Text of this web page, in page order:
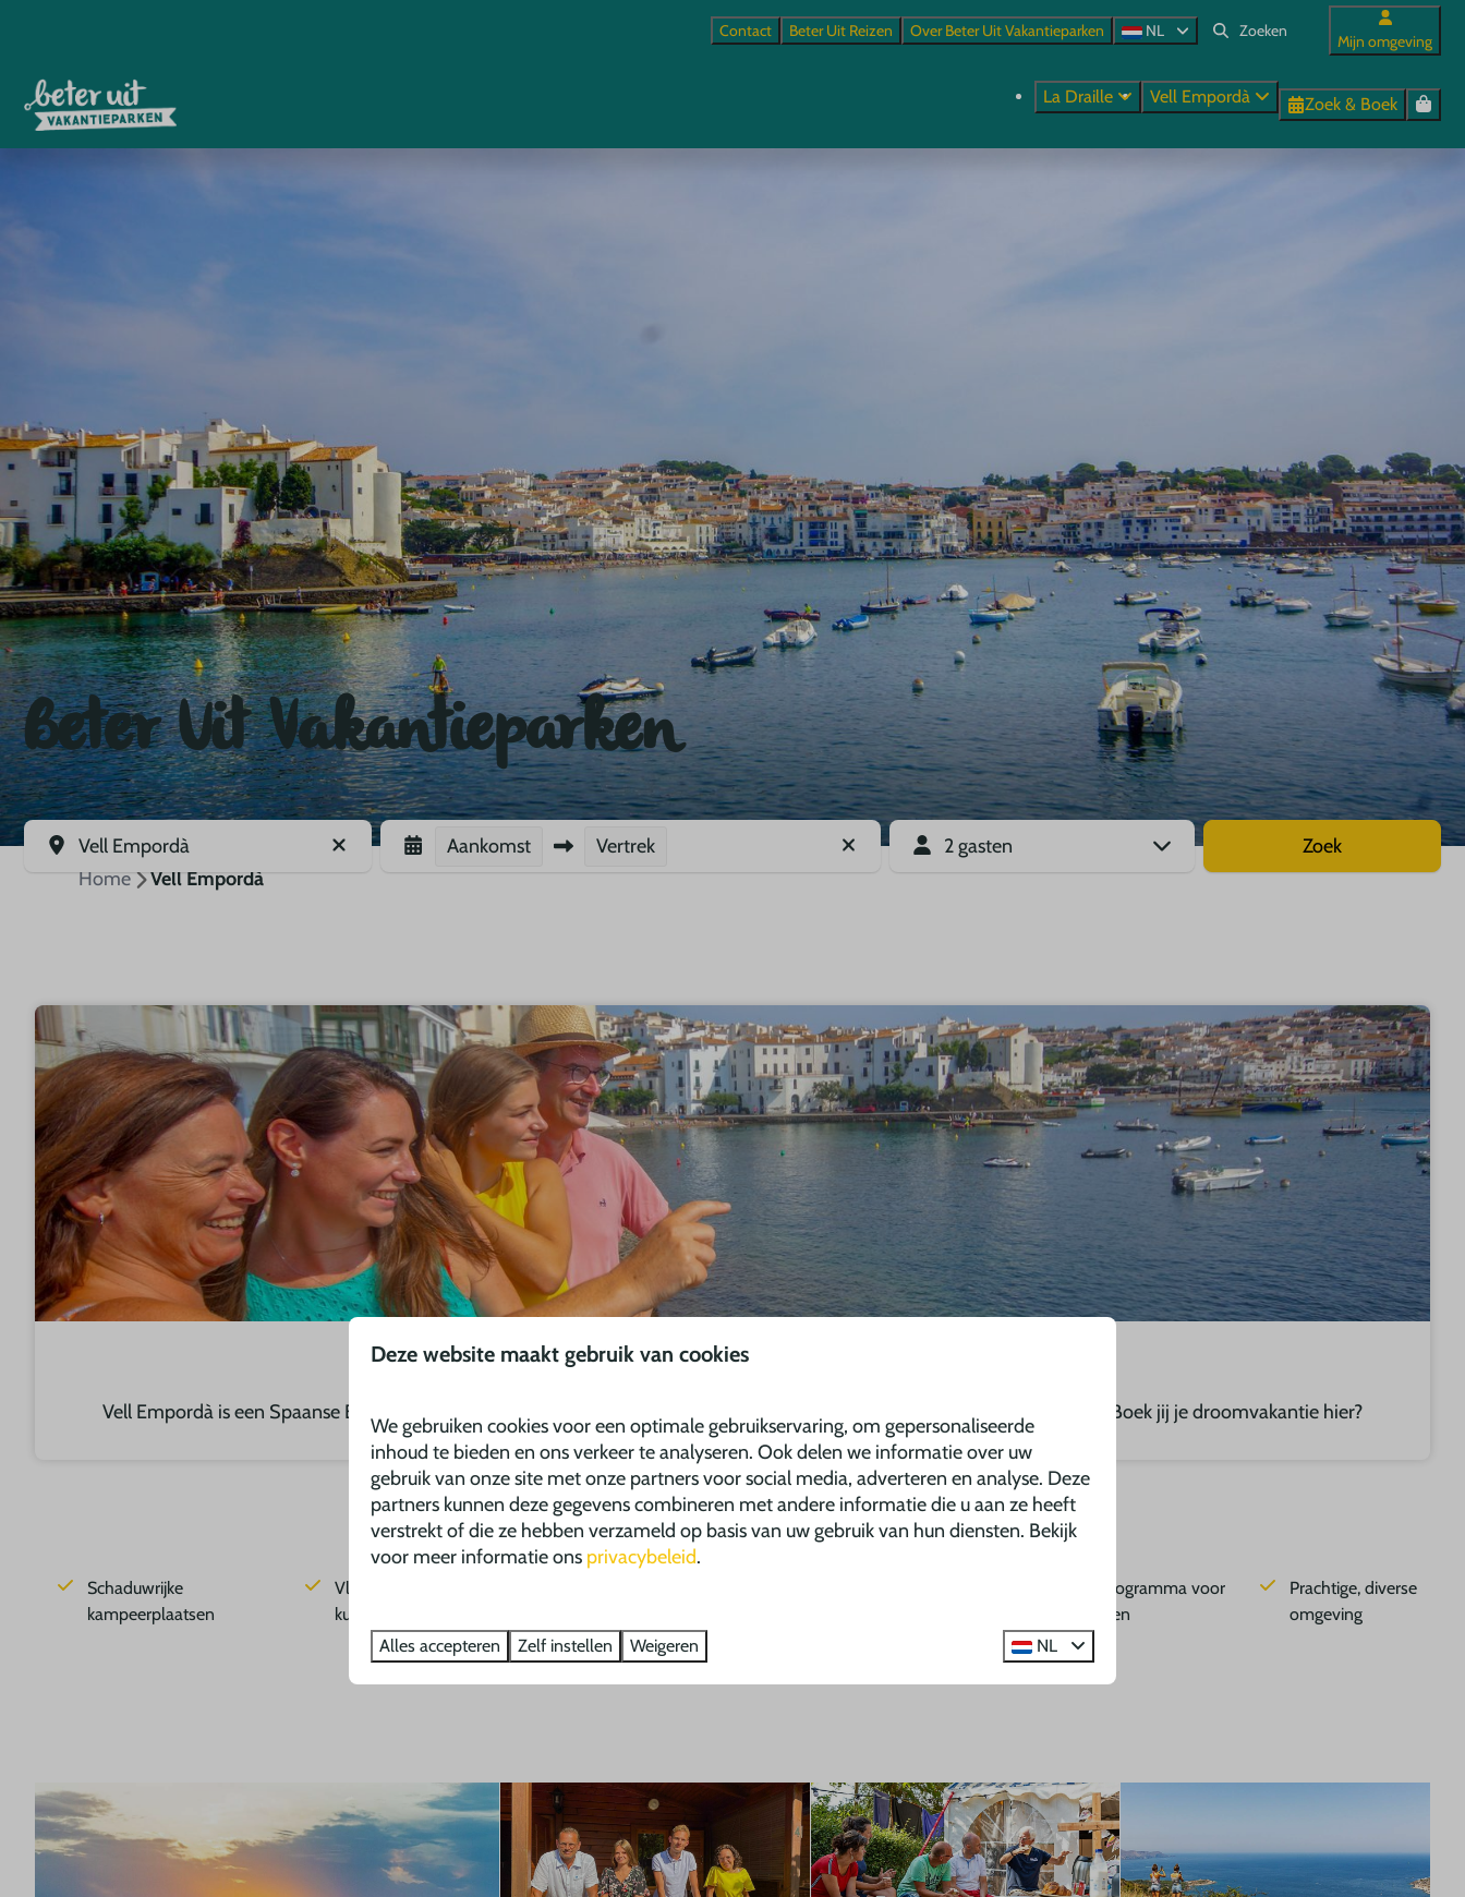
Contact Beter Uit Reizen Over Beter Uit Vakantieparken NL
Mijn omgeving
La Draille Vell Empordà Zoek & Boek
Beter Uit Vakantieparken
Vell Empordà Aankomst Vertrek 2 gasten
Zoek
Home
Vell Empordà
Vell Emporda
Vell Empordà is een Spaanse BeterUit camping, ideaal gelegen bij een prachtig berggebied en op korte afstand van de zee. Boek jij je droomvakantie hier?
Schaduwrijke
kampeerplaatsen
Vlakbij de prachtige
kust
Recreatieprogramma voor
alle leeftijden
Prachtige, diverse
omgeving
Deze website maakt gebruik van cookies
We gebruiken cookies voor een optimale gebruikservaring, om gepersonaliseerde
inhoud te bieden en ons verkeer te analyseren. Ook delen we informatie over uw
gebruik van onze site met onze partners voor social media, adverteren en analyse. Deze
partners kunnen deze gegevens combineren met andere informatie die u aan ze heeft
verstrekt of die ze hebben verzameld op basis van uw gebruik van hun diensten. Bekijk
voor meer informatie ons privacybeleid.
Alles accepteren Zelf instellen Weigeren NL